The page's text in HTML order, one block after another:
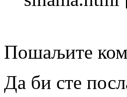
Пошаљите
Да би сте